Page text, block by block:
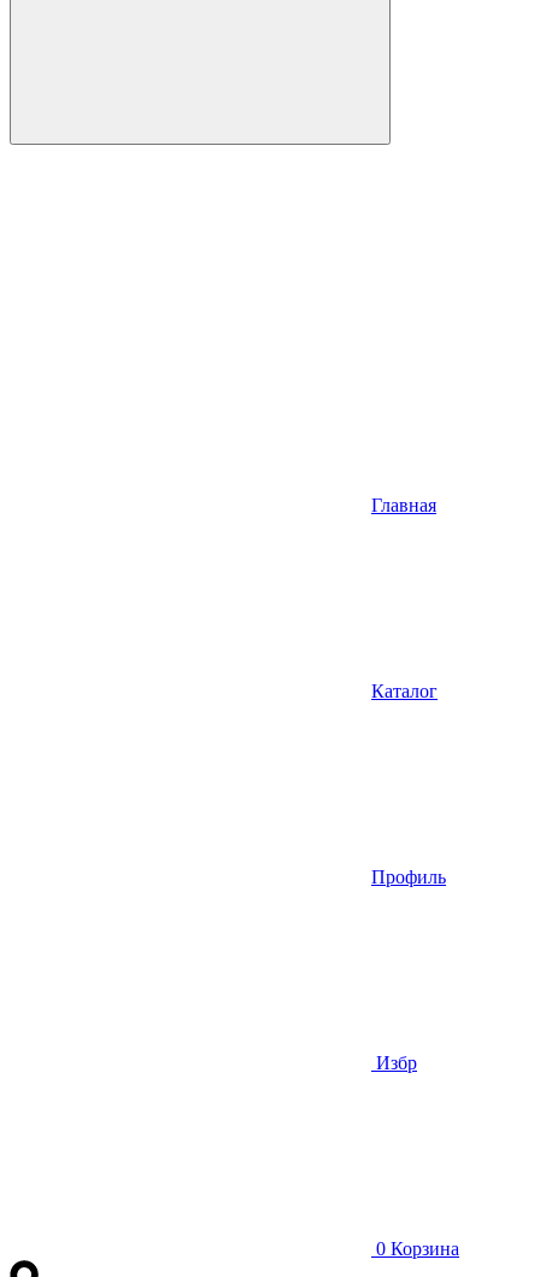
Главная
Каталог
Профиль
Избр
0 Корзина